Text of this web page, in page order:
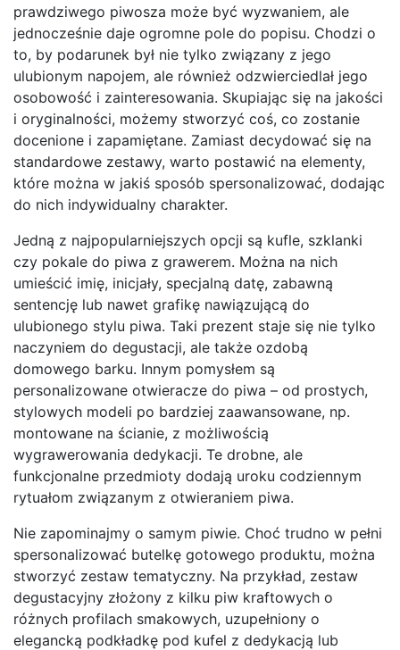
prawdziwego piwosza może być wyzwaniem, ale
jednocześnie daje ogromne pole do popisu. Chodzi o
to, by podarunek był nie tylko związany z jego
ulubionym napojem, ale również odzwierciedlał jego
osobowość i zainteresowania. Skupiając się na jakości
i oryginalności, możemy stworzyć coś, co zostanie
docenione i zapamiętane. Zamiast decydować się na
standardowe zestawy, warto postawić na elementy,
które można w jakiś sposób spersonalizować, dodając
do nich indywidualny charakter.
Jedną z najpopularniejszych opcji są kufle, szklanki
czy pokale do piwa z grawerem. Można na nich
umieścić imię, inicjały, specjalną datę, zabawną
sentencję lub nawet grafikę nawiązującą do
ulubionego stylu piwa. Taki prezent staje się nie tylko
naczyniem do degustacji, ale także ozdobą
domowego barku. Innym pomysłem są
personalizowane otwieracze do piwa – od prostych,
stylowych modeli po bardziej zaawansowane, np.
montowane na ścianie, z możliwością
wygrawerowania dedykacji. Te drobne, ale
funkcjonalne przedmioty dodają uroku codziennym
rytuałom związanym z otwieraniem piwa.
Nie zapominajmy o samym piwie. Choć trudno w pełni
spersonalizować butelkę gotowego produktu, można
stworzyć zestaw tematyczny. Na przykład, zestaw
degustacyjny złożony z kilku piw kraftowych o
różnych profilach smakowych, uzupełniony o
elegancką podkładkę pod kufel z dedykacją lub